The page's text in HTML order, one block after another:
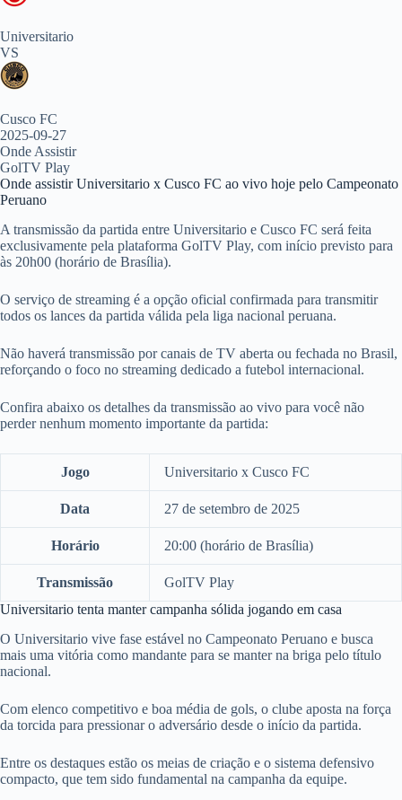
Universitario
VS
Cusco FC
2025-09-27
Onde Assistir
GolTV Play
Onde assistir Universitario x Cusco FC ao vivo hoje pelo Campeonato
Peruano
A transmissão da partida entre Universitario e Cusco FC será feita
exclusivamente pela plataforma GolTV Play, com início previsto para
às 20h00 (horário de Brasília).
O serviço de streaming é a opção oficial confirmada para transmitir
todos os lances da partida válida pela liga nacional peruana.
Não haverá transmissão por canais de TV aberta ou fechada no Brasil,
reforçando o foco no streaming dedicado a futebol internacional.
Confira abaixo os detalhes da transmissão ao vivo para você não
perder nenhum momento importante da partida:
Jogo Universitario x Cusco FC
Data 27 de setembro de 2025
Horário 20:00 (horário de Brasília)
Transmissão
GolTV Play
Universitario tenta manter campanha sólida jogando em casa
O Universitario vive fase estável no Campeonato Peruano e busca
mais uma vitória como mandante para se manter na briga pelo título
nacional.
Com elenco competitivo e boa média de gols, o clube aposta na força
da torcida para pressionar o adversário desde o início da partida.
Entre os destaques estão os meias de criação e o sistema defensivo
compacto, que tem sido fundamental na campanha da equipe.